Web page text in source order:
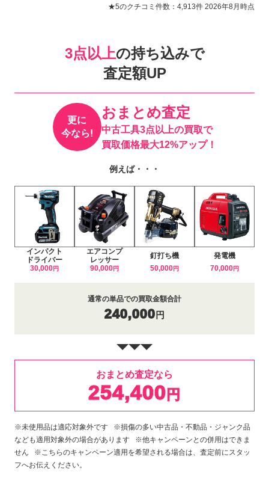
★5のクチコミ件数：4,913件 2026年8月時点
3点以上の持ち込みで
査定額UP
更に
今なら!
おまとめ査定
中古工具3点以上の買取で
買取価格最大12%アップ！
例えば・・・
インパクト
ドライバー
30,000円
エアコンプ
レッサー
90,000円
釘打ち機
50,000円
発電機
70,000円
通常の単品での買取金額合計
240,000 円
おまとめ査定なら
254,400 円
※未使用品は適応対象外です ※損傷の多い中古品・不動品・ジャンク品
なども適用対象外の場合があります ※他キャンペーンとの併用はできま
せん ※こちらのキャンペーン適用を希望される場合は、査定前にスタッ
フへお伝えください。